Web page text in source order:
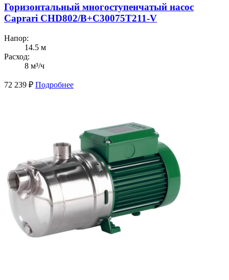
Горизонтальный многоступенчатый насос
Caprari CHD802/В+C30075T211-V
Напор:
14.5 м
Расход:
8 м³/ч
72 239 ₽ Подробнее